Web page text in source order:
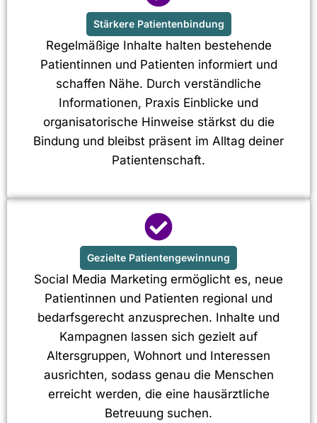
Stärkere Patientenbindung
Regelmäßige Inhalte halten bestehende
Patientinnen und Patienten informiert und
schaffen Nähe. Durch verständliche
Informationen, Praxis Einblicke und
organisatorische Hinweise stärkst du die
Bindung und bleibst präsent im Alltag deiner
Patientenschaft.
Gezielte Patientengewinnung
Social Media Marketing ermöglicht es, neue
Patientinnen und Patienten regional und
bedarfsgerecht anzusprechen. Inhalte und
Kampagnen lassen sich gezielt auf
Altersgruppen, Wohnort und Interessen
ausrichten, sodass genau die Menschen
erreicht werden, die eine hausärztliche
Betreuung suchen.